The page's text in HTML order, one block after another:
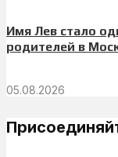
Имя Лев стало
родителей в
05.08.2026